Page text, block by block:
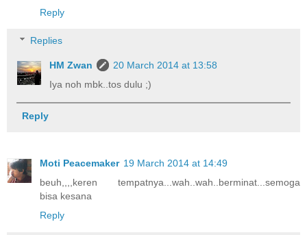
Reply
Replies
HM Zwan
20 March 2014 at 13:58
Iya noh mbk..tos dulu ;)
Reply
Moti Peacemaker 19 March 2014 at 14:49
beuh,,,,keren tempatnya...wah..wah..berminat...semoga
bisa kesana
Reply